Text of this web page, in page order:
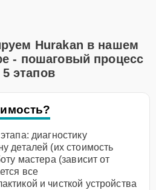
Hurakan в нашем
- пошаговый процесс
5 этапов
диагностику
деталей (их стоимость
мастера (зависит от
все
и чисткой устройства